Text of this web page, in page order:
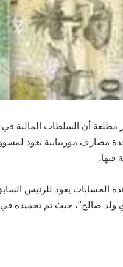
أن السلطات المالية
حسابا بنكيا في عدة مصارف موريتانية
فيها.
الحسابات يعود للرئيس
ولد صالح”، حيث تم تجميده